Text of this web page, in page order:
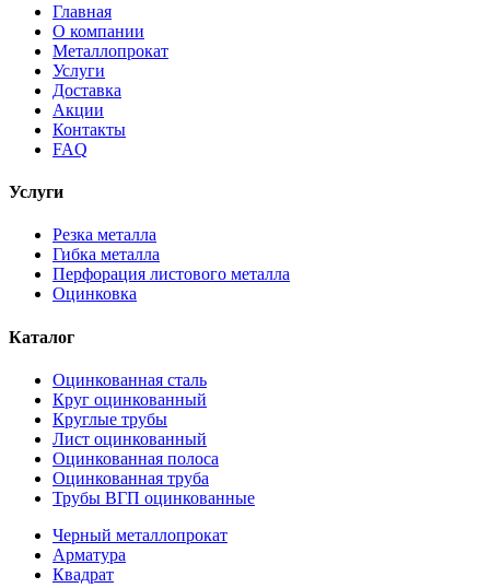
Главная
О компании
Металлопрокат
Услуги
Доставка
Акции
Контакты
FAQ
Услуги
Резка металла
Гибка металла
Перфорация листового металла
Оцинковка
Каталог
Оцинкованная сталь
Круг оцинкованный
Круглые трубы
Лист оцинкованный
Оцинкованная полоса
Оцинкованная труба
Трубы ВГП оцинкованные
Черный металлопрокат
Арматура
Квадрат